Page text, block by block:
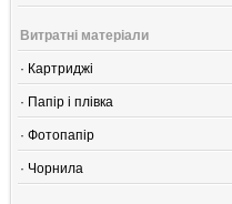
Витратні матеріали
· Картриджі
· Папір і плівка
· Фотопапір
· Чорнила